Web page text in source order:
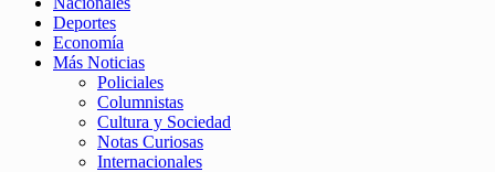
Deportes
Economía
Más Noticias
Policiales
Columnistas
Cultura y Sociedad
Notas Curiosas
Internacionales